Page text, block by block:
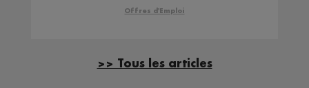
Offres d'Emploi
>> Tous les articles